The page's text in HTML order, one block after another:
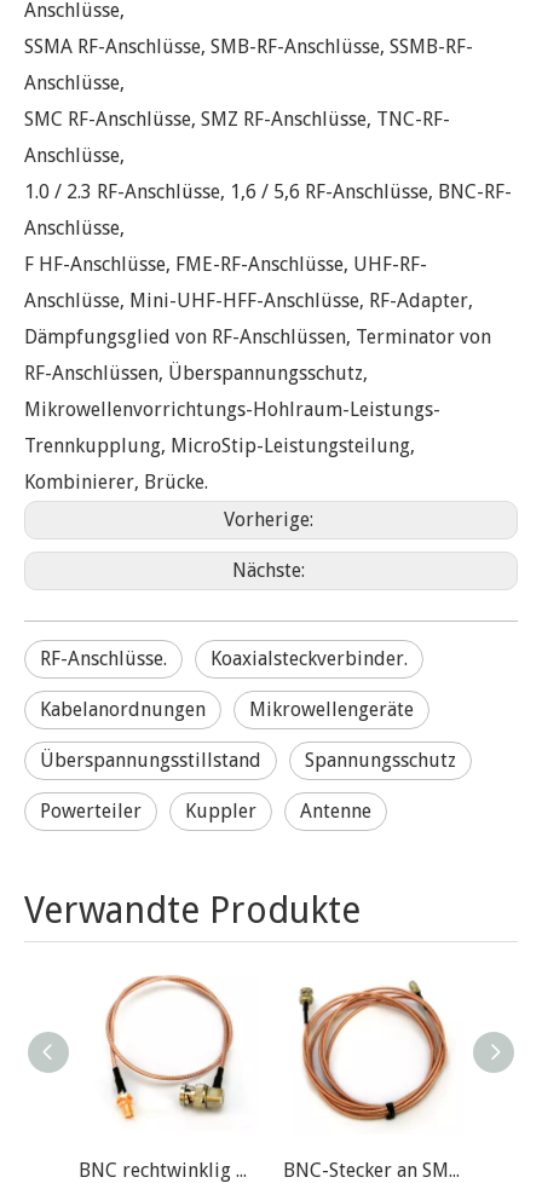
Anschlüsse,
SSMA RF-Anschlüsse, SMB-RF-Anschlüsse, SSMB-RF-
Anschlüsse,
SMC RF-Anschlüsse, SMZ RF-Anschlüsse, TNC-RF-
Anschlüsse,
1.0 / 2.3 RF-Anschlüsse, 1,6 / 5,6 RF-Anschlüsse, BNC-RF-
Anschlüsse,
F HF-Anschlüsse, FME-RF-Anschlüsse, UHF-RF-
Anschlüsse, Mini-UHF-HFF-Anschlüsse, RF-Adapter,
Dämpfungsglied von RF-Anschlüssen, Terminator von
RF-Anschlüssen, Überspannungsschutz,
Mikrowellenvorrichtungs-Hohlraum-Leistungs-
Trennkupplung, MicroStip-Leistungsteilung,
Kombinierer, Brücke.
Vorherige:
Nächste:
RF-Anschlüsse. Koaxialsteckverbinder.
Kabelanordnungen Mikrowellengeräte
Überspannungsstillstand Spannungsschutz
Powerteiler Kuppler Antenne
Verwandte Produkte
BNC rechtwinklig männlich an SMA weibliche Kabelbaugruppe BNC-Stecker an SMA-Kabelbaugruppe